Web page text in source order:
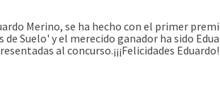
Merino, se ha hecho con el primer
de Suelo' y el merecido ganador ha sido
al concurso.¡¡¡Felicidades